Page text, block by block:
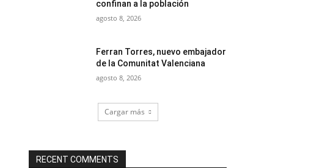
confinan a la población
agosto 8, 2026
Ferran Torres, nuevo embajador
de la Comunitat Valenciana
agosto 8, 2026
Cargar más
RECENT COMMENTS